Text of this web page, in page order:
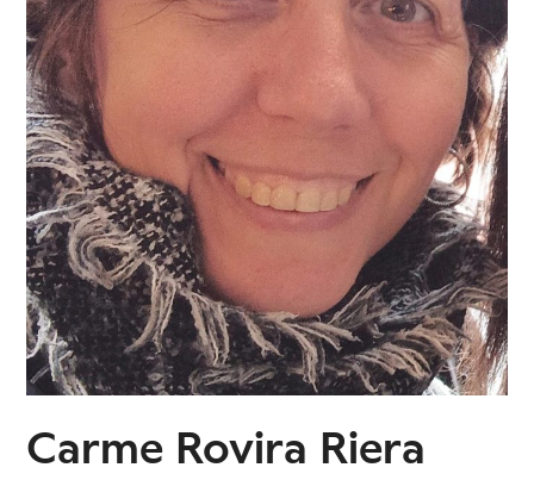
Carme Rovira Riera